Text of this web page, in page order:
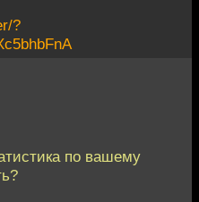
?
по вашему